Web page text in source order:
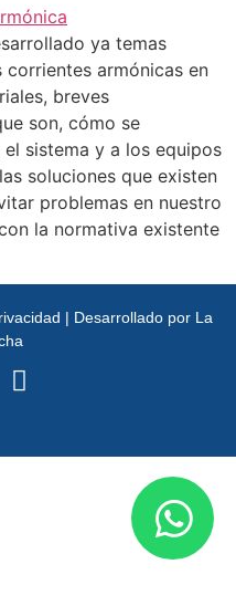
ya temas
armónicas en
breves
son, cómo se
sistema y a los equipos
soluciones que existen
problemas en nuestro
la normativa existente
| Desarrollado por La